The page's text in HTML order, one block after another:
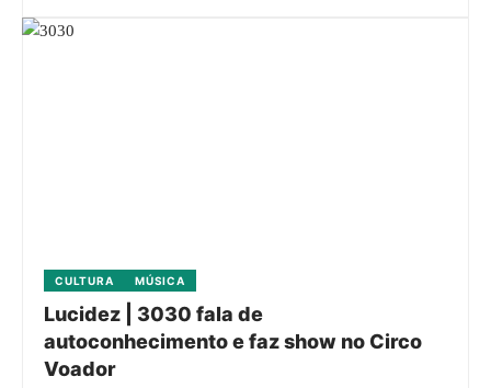
CULTURA MÚSICA
Lucidez | 3030 fala de
autoconhecimento e faz show no Circo
Voador